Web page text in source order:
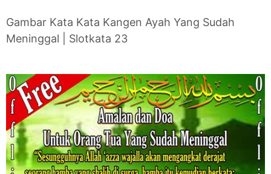
Gambar Kata Kata Kangen Ayah Yang Sudah
Meninggal | Slotkata 23